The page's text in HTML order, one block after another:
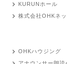
KURUNホール
株式会社OHKネ
OHKハウジング